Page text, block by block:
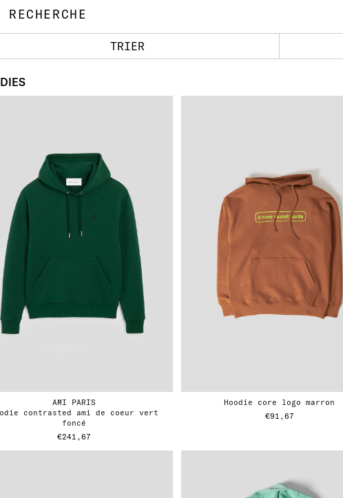
RECHERCHE
TRIER
AMI PARIS
foncé
€241,67
hoodie core logo marron
€91,67